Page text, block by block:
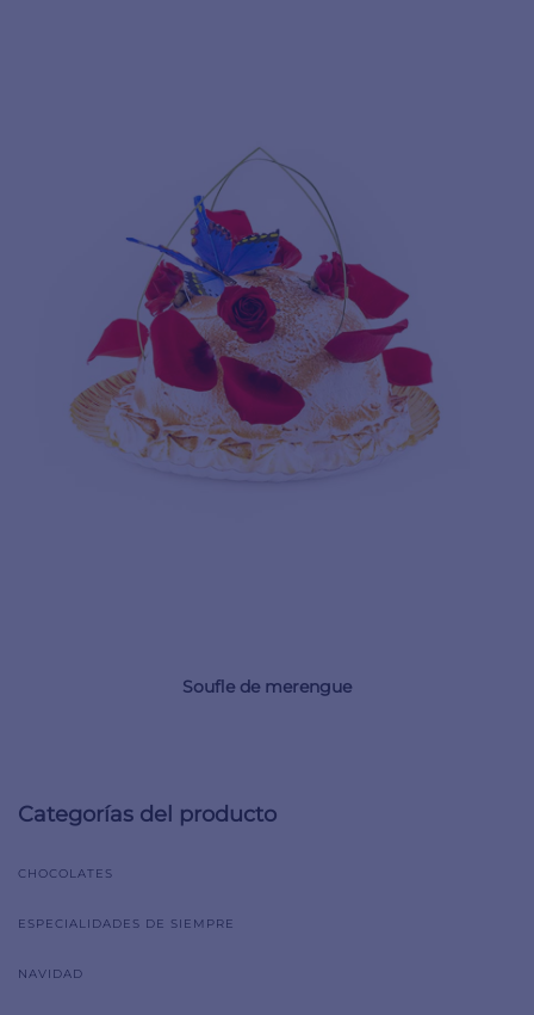
Soufle de merengue
Categorías del producto
CHOCOLATES
ESPECIALIDADES DE SIEMPRE
NAVIDAD